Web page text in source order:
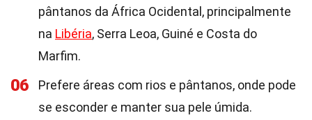
pântanos da África Ocidental, principalmente
na Libéria, Serra Leoa, Guiné e Costa do
Marfim.
06
Prefere áreas com rios e pântanos, onde pode
se esconder e manter sua pele úmida.